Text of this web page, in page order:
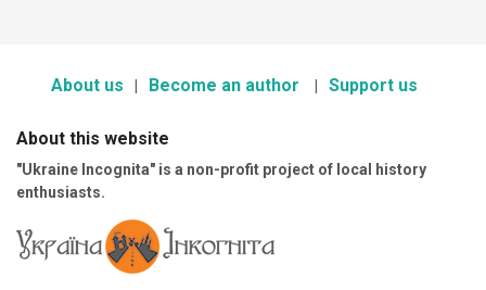
About us Become an author Support us
About this website
"Ukraine Incognita" is a non-profit project of local history
enthusiasts.